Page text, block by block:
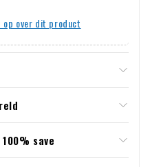
op over dit product
& retour
14 dagen na ontvangst
bestelling zo snel mogelijk
save